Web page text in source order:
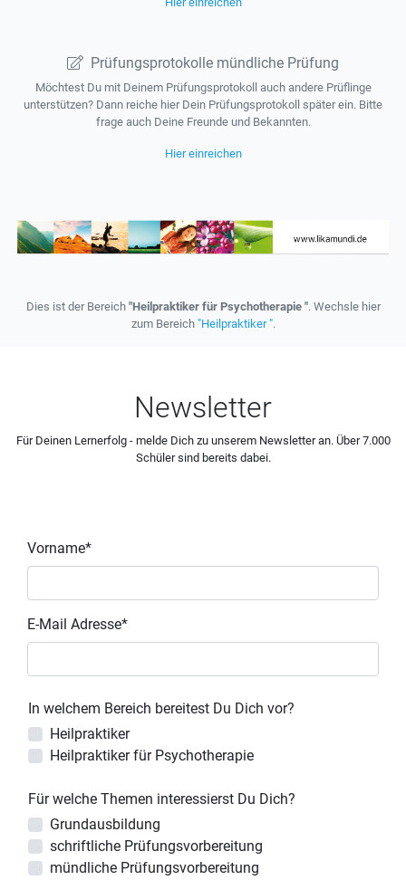
Prüfungsprotokolle mündliche Prüfung
Möchtest Du mit Deinem Prüfungsprotokoll auch andere Prüflinge
unterstützen? Dann reiche hier Dein Prüfungsprotokoll später ein. Bitte
frage auch Deine Freunde und Bekannten.
Hier einreichen
Dies ist der Bereich "Heilpraktiker für Psychotherapie ". Wechsle hier
zum Bereich "Heilpraktiker ".
Newsletter
Für Deinen Lernerfolg - melde Dich zu unserem Newsletter an. Über 7.000
Schüler sind bereits dabei.
Vorname*
E-Mail Adresse*
In welchem Bereich bereitest Du Dich vor?
Heilpraktiker
Heilpraktiker für Psychotherapie
Für welche Themen interessierst Du Dich?
Grundausbildung
schriftliche Prüfungsvorbereitung
mündliche Prüfungsvorbereitung